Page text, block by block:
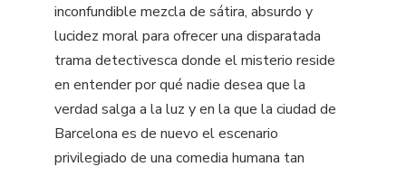
inconfundible mezcla de sátira, absurdo y
lucidez moral para ofrecer una disparatada
trama detectivesca donde el misterio reside
en entender por qué nadie desea que la
verdad salga a la luz y en la que la ciudad de
Barcelona es de nuevo el escenario
privilegiado de una comedia humana tan